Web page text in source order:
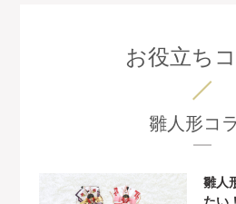
お役立ち
雛人形コ
雛人